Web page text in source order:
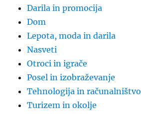
Darila in promocija
Dom
Lepota, moda in darila
Nasveti
Otroci in igrače
Posel in izobraževanje
Tehnologija in računalništvo
Turizem in okolje